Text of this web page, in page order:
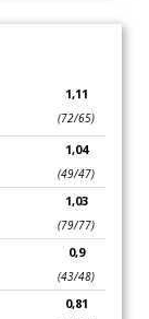
1,11
(72/65)
1,04
(49/47)
1,03
(79/77)
0,9
(43/48)
0,81